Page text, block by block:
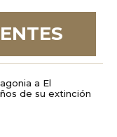
a El
de su extinción